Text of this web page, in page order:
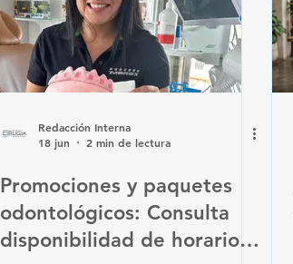
Redacción Interna
18 jun
2 min de lectura
Promociones y paquetes
odontológicos: Consulta
disponibilidad de horarios